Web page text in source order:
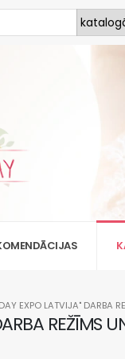
REŽĪMS
EXPO LATVIJA" DARBA